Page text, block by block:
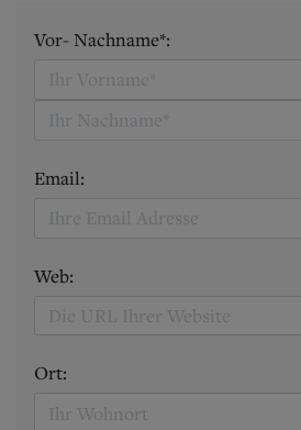
Vor- Nachname*:
Email:
Web:
Ort: